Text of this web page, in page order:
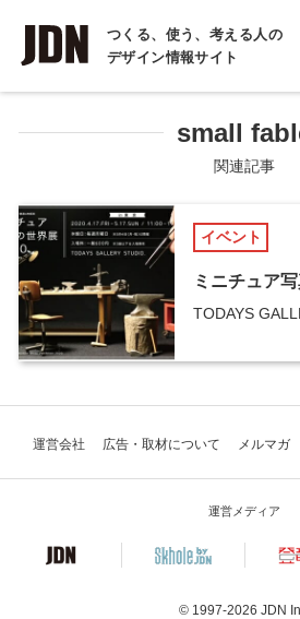
つくる、使う、考える人の
デザイン情報サイト
INTERVIEW
インタビュー
COLUMN
コラム
small
関連記事
イベント
ミニチュア
TODAYS
運営会社 広告・取材について メルマガ
運営メディア
© 1997-2026 JDN